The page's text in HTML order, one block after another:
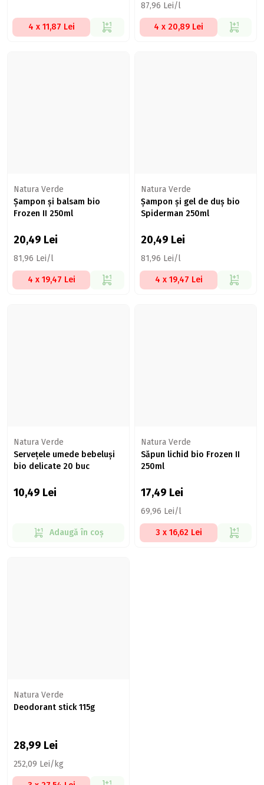
4 x 11,87 Lei
87,96 Lei/l
4 x 20,89 Lei
Natura Verde
Șampon și balsam bio
Frozen II 250ml
20,49 Lei
81,96 Lei/l
4 x 19,47 Lei
Natura Verde
Șampon și gel de duș bio
Spiderman 250ml
20,49 Lei
81,96 Lei/l
4 x 19,47 Lei
Natura Verde
Servețele umede bebeluși
bio delicate 20 buc
10,49 Lei
Adaugă în coș
Natura Verde
Săpun lichid bio Frozen II
250ml
17,49 Lei
69,96 Lei/l
3 x 16,62 Lei
Natura Verde
Deodorant stick 115g
28,99 Lei
252,09 Lei/kg